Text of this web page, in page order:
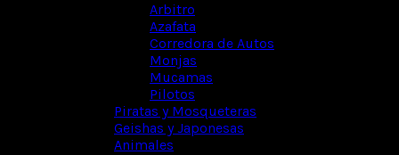
Arbitro
Azafata
Corredora de Autos
Monjas
Mucamas
Pilotos
Piratas y Mosqueteras
Geishas y Japonesas
Animales